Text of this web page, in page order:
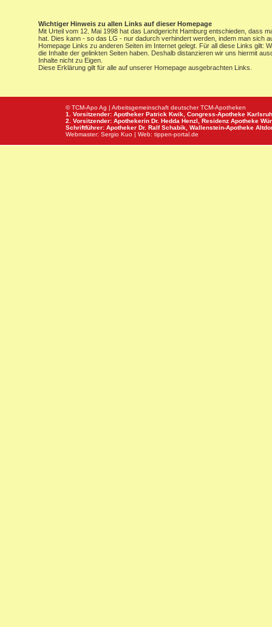
Wichtiger Hinweis zu allen Links auf dieser Homepage
Mit Urteil vom 12. Mai 1998 hat das Landgericht Hamburg entschieden, dass
hat. Dies kann - so das LG - nur dadurch verhindert werden, indem man sich
Homepage Links zu anderen Seiten im Internet gelegt. Für all diese Links gilt:
die Inhalte der gelinkten Seiten haben. Deshalb distanzieren wir uns hiermit
Inhalte nicht zu Eigen.
Diese Erklärung gilt für alle auf unserer Homepage ausgebrachten Links.
© TCM-Apo Ag | Arbeitsgemeinschaft deutscher TCM-Apotheken
1. Vorsitzender: Apotheker Patrick Kwik, Congress-Apotheke
2. Vorsitzender: Apothekerin Dr. Hedda Henzl, Residenz Apotheke
Schriftführer: Apotheker Dr. Ralf Schabik, Wallenstein-Apotheke
Webmaster: Sergio Kuo | Web: tippen-portal.de